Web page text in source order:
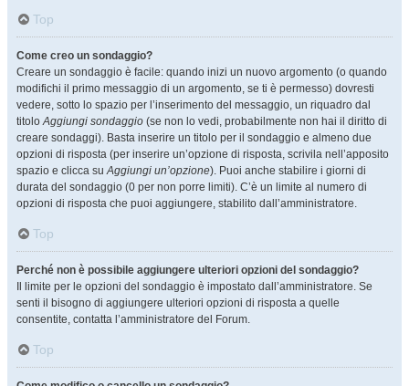
Top
Come creo un sondaggio?
Creare un sondaggio è facile: quando inizi un nuovo argomento (o quando
modifichi il primo messaggio di un argomento, se ti è permesso) dovresti
vedere, sotto lo spazio per l’inserimento del messaggio, un riquadro dal
titoloAggiungi sondaggio (se non lo vedi, probabilmente non hai il diritto di
creare sondaggi). Basta inserire un titolo per il sondaggio e almeno due
opzioni di risposta (per inserire un’opzione di risposta, scrivila nell’apposito
spazio e clicca suAggiungi un’opzione). Puoi anche stabilire i giorni di
durata del sondaggio (0 per non porre limiti). C’è un limite al numero di
opzioni di risposta che puoi aggiungere, stabilito dall’amministratore.
Top
Perché non è possibile aggiungere ulteriori opzioni del sondaggio?
Il limite per le opzioni del sondaggio è impostato dall’amministratore. Se
senti il bisogno di aggiungere ulteriori opzioni di risposta a quelle
consentite, contatta l’amministratore del Forum.
Top